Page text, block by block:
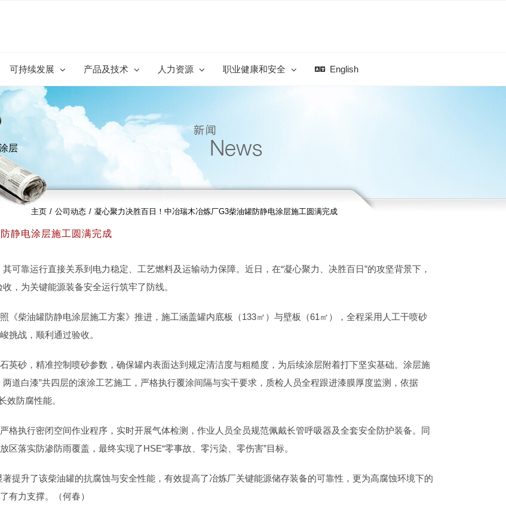
可持续发展 产品及技术 人力资源 职业健康和安全 English
层
主页 / 公司动态 / 凝心聚力决胜百日！中冶瑞木冶炼厂G3柴油罐防静电涂层施工圆满完成
静电涂层施工圆满完成
可靠运行直接关系到电力稳定、工艺燃料及运输动力保障。近日，在“凝心聚力、决胜百日”的攻坚背景下，
，为关键能源装备安全运行筑牢了防线。
《柴油罐防静电涂层施工方案》推进，施工涵盖罐内底板（133㎡）与壁板（61㎡），全程采用人工干喷砂
挑战，顺利通过验收。
英砂，精准控制喷砂参数，确保罐内表面达到规定清洁度与粗糙度，为后续涂层附着打下坚实基础。涂层施
道白漆”共四层的滚涂工艺施工，严格执行覆涂间隔与实干要求，质检人员全程跟进漆膜厚度监测，依据
效防腐性能。
格执行密闭空间作业程序，实时开展气体检测，作业人员全员规范佩戴长管呼吸器及全套安全防护装备。同
落实防渗防雨覆盖，最终实现了HSE“零事故、零污染、零伤害”目标。
提升了该柴油罐的抗腐蚀与安全性能，有效提高了冶炼厂关键能源储存装备的可靠性，更为高腐蚀环境下的
有力支撑。（何春）